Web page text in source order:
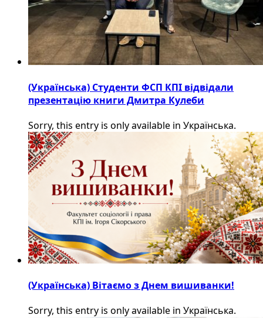
(Українська) Студенти ФСП КПІ відвідали
презентацію книги Дмитра Кулеби
Sorry, this entry is only available in Українська.
(Українська) Вітаємо з Днем вишиванки!
Sorry, this entry is only available in Українська.